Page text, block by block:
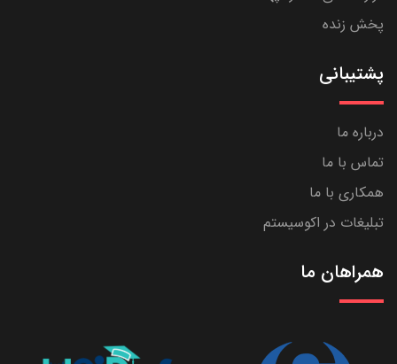
پخش زنده
پشتیبانی
درباره ما
تماس با ما
همکاری با ما
تبلیغات در اکوسیستم
همراهان ما